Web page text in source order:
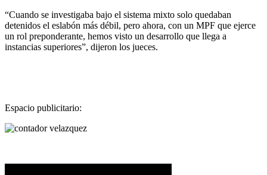
“Cuando se investigaba bajo el sistema mixto solo quedaban
detenidos el eslabón más débil, pero ahora, con un MPF que ejerce
un rol preponderante, hemos visto un desarrollo que llega a
instancias superiores”, dijeron los jueces.
Espacio publicitario: